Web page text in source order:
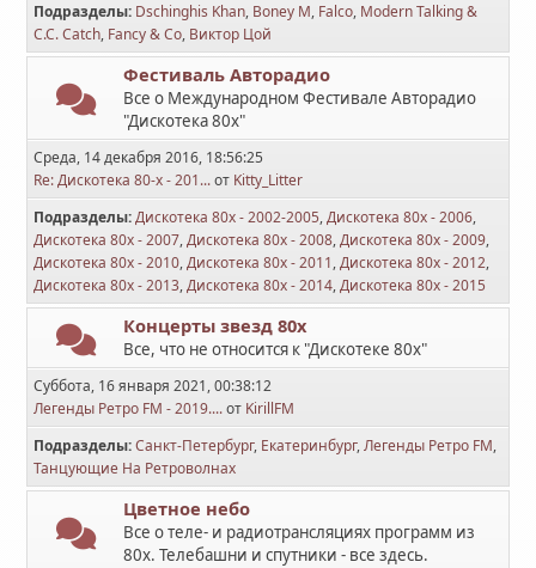
Подразделы Dschinghis Khan Boney M Falco Modern Talking &
C.C. Catch Fancy & Co Виктор Цой
Фестиваль Авторадио
Все о Международном Фестивале Авторадио
"Дискотека 80х"
Среда, 14 декабря 2016, 18:56:25
Re: Дискотека 80-х - 201...от Kitty_Litter
Подразделы Дискотека 80х - 2002-2005 Дискотека 80х - 2006
Дискотека 80х - 2007 Дискотека 80х - 2008 Дискотека 80х - 2009
Дискотека 80х - 2010 Дискотека 80х - 2011 Дискотека 80х - 2012
Дискотека 80х - 2013 Дискотека 80х - 2014 Дискотека 80х - 2015
Концерты звезд 80х
Все, что не относится к "Дискотеке 80х"
Суббота, 16 января 2021, 00:38:12
Легенды Ретро FM - 2019....от KirillFM
Подразделы Санкт-Петербург Екатеринбург Легенды Ретро FM
Танцующие На Ретроволнах
Цветное небо
Все о теле- и радиотрансляциях программ из
80х. Телебашни и спутники - все здесь.